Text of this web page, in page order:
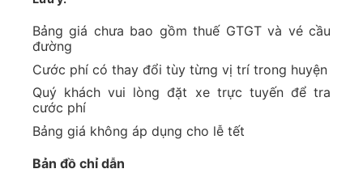
Bảng giá chưa bao gồm thuế GTGT và vé cầu
đường
Cước phí có thay đổi tùy từng vị trí trong huyện
Quý khách vui lòng đặt xe trực tuyến để tra
cước phí
Bảng giá không áp dụng cho lễ tết
Bản đồ chỉ dẫn